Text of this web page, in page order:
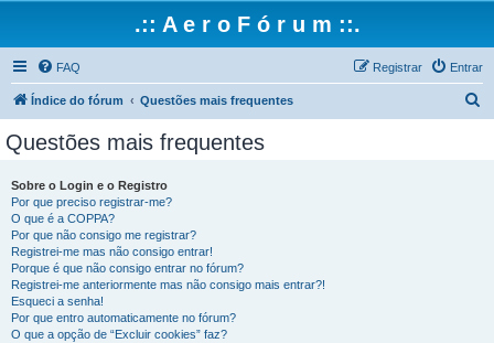
.:: A e r o F ó r u m ::.
FAQ Entrar
Registrar
Índice do fórum Questões mais frequentes
Questões mais frequentes
Sobre o Login e o Registro
Por que preciso registrar-me?
O que é a COPPA?
Por que não consigo me registrar?
Registrei-me mas não consigo entrar!
Porque é que não consigo entrar no fórum?
Registrei-me anteriormente mas não consigo mais entrar?!
Esqueci a senha!
Por que entro automaticamente no fórum?
O que a opção de “Excluir cookies” faz?